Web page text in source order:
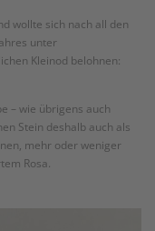
wollte sich nach all den
unter
Kleinod belohnen:
– wie übrigens auch
Stein deshalb auch als
mehr oder weniger
Rosa.